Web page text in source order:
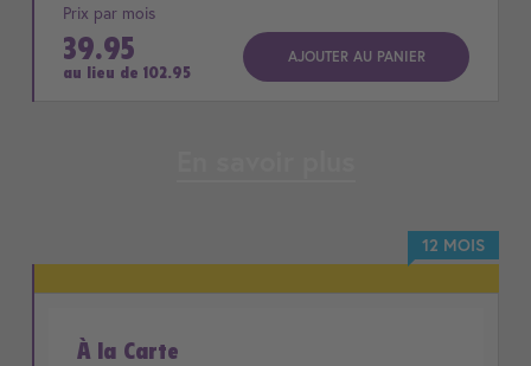
Prix par mois
39.95
au lieu de 102.95
AJOUTER AU PANIER
12 MOIS
À la Carte